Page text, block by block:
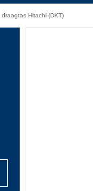
draagtas Hitachi (DKT)